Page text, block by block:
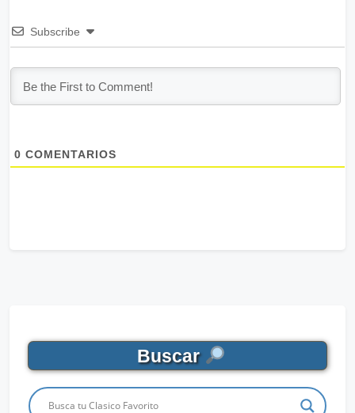
Subscribe
0 COMENTARIOS
Buscar